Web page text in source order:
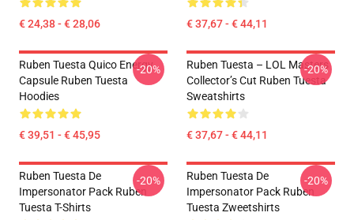
€ 24,38 - € 28,06 € 37,67 - € 44,11
Ruben Tuesta Quico Energy
Capsule Ruben Tuesta
Hoodies
€ 39,51 - € 45,95
-20%
Ruben Tuesta – LOL Masters
Collector’s Cut Ruben Tuesta
Sweatshirts
€ 37,67 - € 44,11
-20%
Ruben Tuesta De
Impersonator Pack Ruben
Tuesta T-Shirts
-20%
Ruben Tuesta De
Impersonator Pack Ruben
Tuesta Zweetshirts
-20%